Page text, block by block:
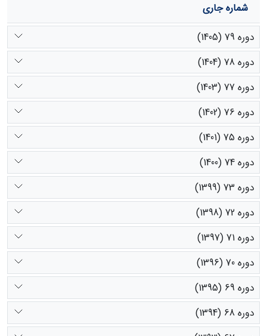
شماره جاری
دوره 79 (1405)
دوره 78 (1404)
دوره 77 (1403)
دوره 76 (1402)
دوره 75 (1401)
دوره 74 (1400)
دوره 73 (1399)
دوره 72 (1398)
دوره 71 (1397)
دوره 70 (1396)
دوره 69 (1395)
دوره 68 (1394)